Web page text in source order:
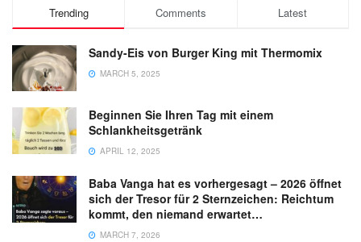
Trending Comments Latest
Sandy-Eis von Burger King mit Thermomix
MARCH 5, 2025
Beginnen Sie Ihren Tag mit einem
Schlankheitsgetränk
APRIL 12, 2025
Baba Vanga hat es vorhergesagt – 2026 öffnet
sich der Tresor für 2 Sternzeichen: Reichtum
kommt, den niemand erwartet…
MARCH 7, 2026